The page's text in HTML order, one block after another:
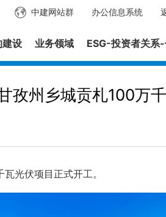
办公信息系统
中建网站群
建设 业务领域 ESG-投资者关系
孜州乡城贡札100万
光伏项目正式开工。